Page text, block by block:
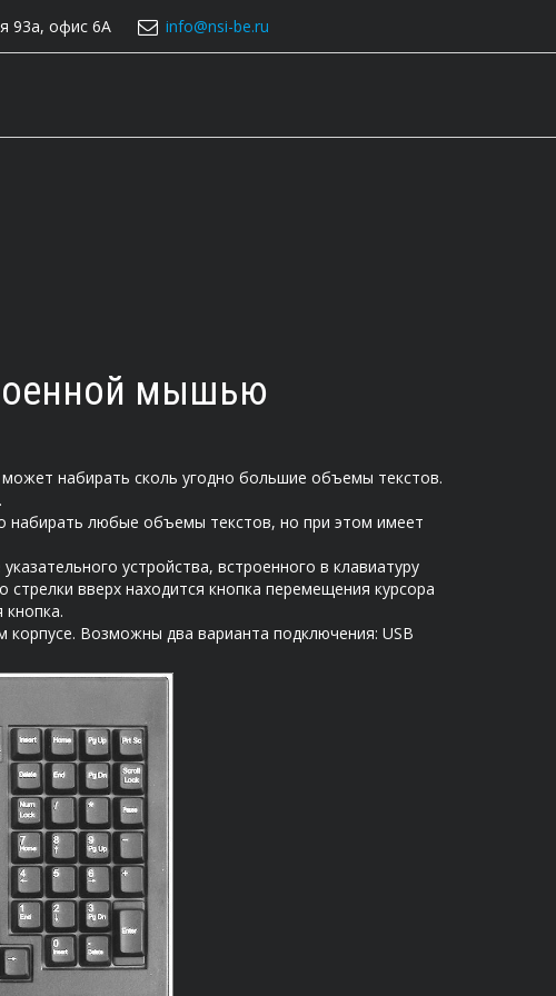
93а, офис 6А info@nsi-be.ru
мышью
набирать сколь угодно большие объемы текстов.
набирать любые объемы текстов, но при этом имеет
устройства, встроенного в клавиатуру
вверх находится кнопка перемещения курсора
корпусе. Возможны два варианта подключения: USB